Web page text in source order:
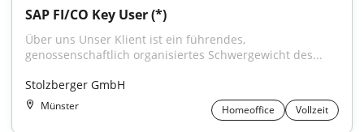
SAP FI/CO Key User (*)
Über uns Unser Klient ist ein führendes,
genossenschaftlich organisiertes Schwergewicht des...
Stolzberger GmbH
Münster Homeoffice Vollzeit